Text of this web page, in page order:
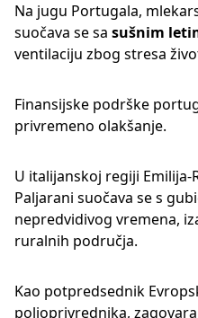
Na jugu Portugala,
suočava se sa sušnim
ventilaciju zbog stresa
Finansijske podrške
privremeno olakšanje.
U italijanskoj regiji
Paljarani suočava se s
nepredvidivog vremena,
ruralnih područja.
Kao potpredsednik
poljoprivrednika,